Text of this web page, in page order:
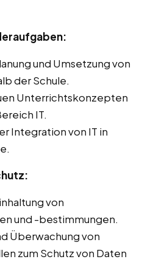
und Umsetzung von
der Schule.
Unterrichtskonzepten
IT.
Integration von IT in
von
und -bestimmungen.
Überwachung von
zum Schutz von Daten